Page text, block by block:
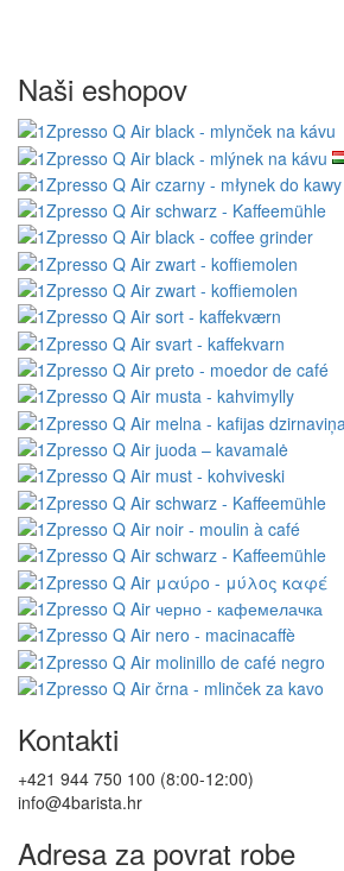
Naši eshopov
Kontakti
+421 944 750 100 (8:00-12:00)
info@4barista.hr
Adresa za povrat robe